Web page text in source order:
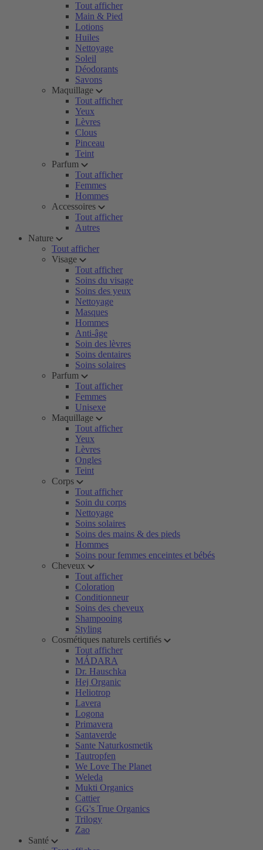
Tout afficher
Main & Pied
Lotions
Huiles
Nettoyage
Soleil
Déodorants
Savons
Maquillage
Tout afficher
Yeux
Lèvres
Clous
Pinceau
Teint
Parfum
Tout afficher
Femmes
Hommes
Accessoires
Tout afficher
Autres
Nature
Tout afficher
Visage
Tout afficher
Soins du visage
Soins des yeux
Nettoyage
Masques
Hommes
Anti-âge
Soin des lèvres
Soins dentaires
Soins solaires
Parfum
Tout afficher
Femmes
Unisexe
Maquillage
Tout afficher
Yeux
Lèvres
Ongles
Teint
Corps
Tout afficher
Soin du corps
Nettoyage
Soins solaires
Soins des mains & des pieds
Hommes
Soins pour femmes enceintes et bébés
Cheveux
Tout afficher
Coloration
Conditionneur
Soins des cheveux
Shampooing
Styling
Cosmétiques naturels certifiés
Tout afficher
MÁDARA
Dr. Hauschka
Hej Organic
Heliotrop
Lavera
Logona
Primavera
Santaverde
Sante Naturkosmetik
Tautropfen
We Love The Planet
Weleda
Mukti Organics
Cattier
GG's True Organics
Trilogy
Zao
Santé